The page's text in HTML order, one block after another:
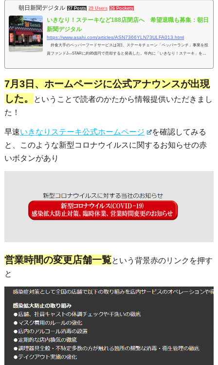
朝日新聞デジタル 27 Posts 29 Users 26 Pockets
いきなり！ステーキなど188店閉店へ 希望退職も募集：朝日
新聞デジタル
https://www.asahi.com/articles/ASN7366YLN73ULFA013.html
外食大手のペッパーフードサービスは3日、ステーキチェーン「ペッパーランチ」事業を投
資ファンドJ―STARに約85億円で売却すると発表した。年内に「いきなり！ステーキ」を中
7月3日、ホームページに公式アナウンスが出現
した。
ということで読者のかたから情報提供いただきまし
た！
早速いきなりステーキ公式ホームページ
を確認してみる
と、このような新型コロナウイルスに関するお知らせの赤
いボタンがあり
営業時間の変更店舗一覧という背景赤のリンクを押す
と